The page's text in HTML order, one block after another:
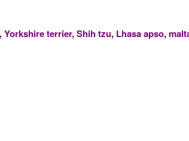
terrier, Shih tzu, Lhasa apso,